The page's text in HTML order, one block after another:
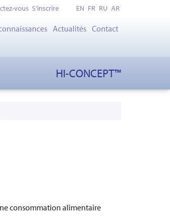
vous S'inscrire EN FR RU AR
Actualités Contact
HI-CONCEPT™
consommation alimentaire